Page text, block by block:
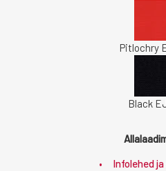
Pitlochry
Black
Infolehed